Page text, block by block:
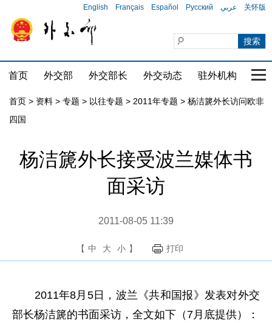
English Français Español Русский عربي 关怀版
首页 外交部 外交部长 外交动态 驻外机构 国
首页 > 资料 > 专题 > 以往专题 > 2011年专题 > 杨洁篪外长访问欧非
四国
杨洁篪外长接受波兰媒体书
面采访
2011-08-05 11:39
【 中 大 小 】 打印
2011年8月5日，波兰《共和国报》发表对外交
部长杨洁篪的书面采访，全文如下（7月底提供）：